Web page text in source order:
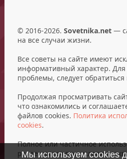
© 2016-2026. Sovetnika.net—
на все случаи жизни.
Все советы на сайте имеют
информативный характер.
проблемы, следует
Продолжая просматривать
что ознакомились и
файлов cookies. Политика
cookies.
Полное или частичное
разрешается при условии
Мы используем cookies